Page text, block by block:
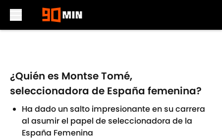
¿Quién es Montse Tomé,
seleccionadora de España femenina?
Ha dado un salto impresionante en su carrera
al asumir el papel de seleccionadora de la
España Femenina